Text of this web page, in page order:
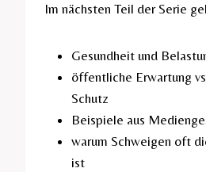
Im nächsten Teil der Serie
Gesundheit und
öffentliche Erwartung
Schutz
Beispiele aus
warum Schweigen oft
ist